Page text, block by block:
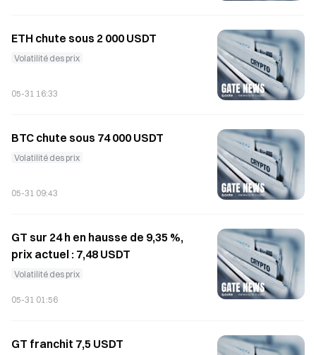
ETH chute sous 2 000 USDT
Volatilité des prix
05-31 16:33
BTC chute sous 74 000 USDT
Volatilité des prix
05-31 09:43
GT sur 24 h en hausse de 9,35 %,
prix actuel : 7,48 USDT
Volatilité des prix
05-31 01:56
GT franchit 7,5 USDT